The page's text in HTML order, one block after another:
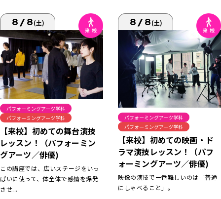
8/8(土)
パフォーミングアーツ学科
パフォーミングアーツ学科
【来校】初めての舞台演技
レッスン！（パフォーミン
グアーツ／俳優)
この講座では、広いステージをいっ
ぱいに使って、体全体で感情を爆発
させ...
8/8(土)
パフォーミングアーツ学科
パフォーミングアーツ学科
【来校】初めての映画・ド
ラマ演技レッスン！（パフ
ォーミングアーツ／俳優)
映像の演技で一番難しいのは「普通
にしゃべること」。